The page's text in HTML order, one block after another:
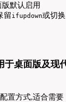
版默认启用
留 ifupdown或切换
于桌面版及现
置方式,适合需要